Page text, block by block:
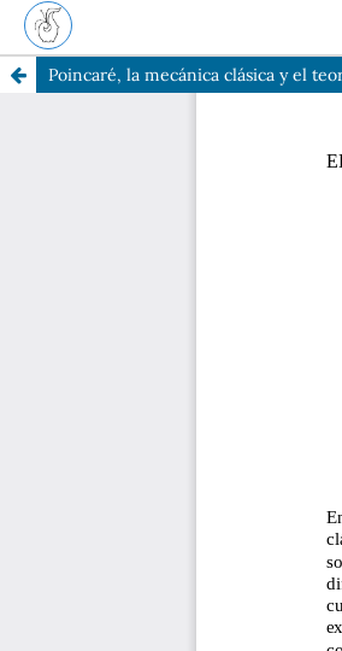
Poincaré, la mecánica clásica y el